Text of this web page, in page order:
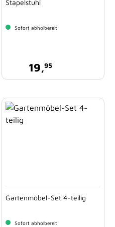
Stapelstuhl
Sofort abholbereit
19,95
Gartenmöbel-Set 4-teilig
Sofort abholbereit